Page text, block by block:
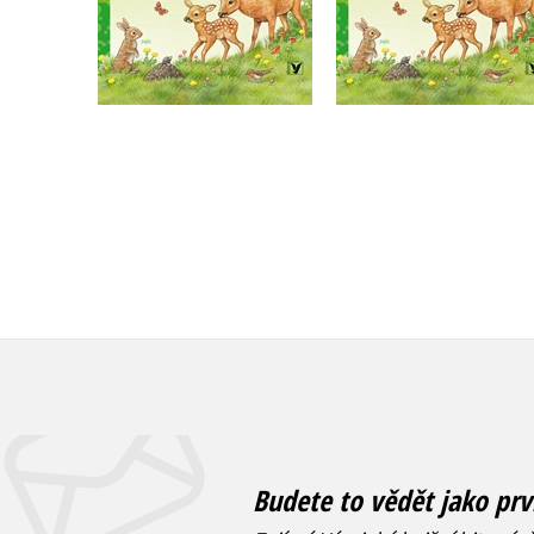
Do košíku
269 Kč
215 Kč
Do košíku
229 Kč
183 Kč
Budete to vědět jako